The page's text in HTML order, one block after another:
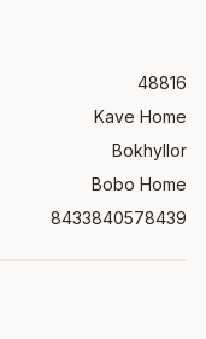
48816
Kave Home
Bokhyllor
Bobo Home
8433840578439